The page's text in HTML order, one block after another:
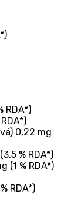
RDA*)
0,22 mg
% RDA*)
(1 % RDA*)
RDA*)